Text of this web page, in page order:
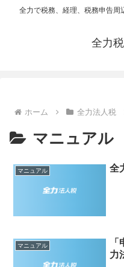
全力で税務、経理、税務申告周
全力
ホーム 全力法人税
マニュアル
マニュアル 全
マニュアル
力